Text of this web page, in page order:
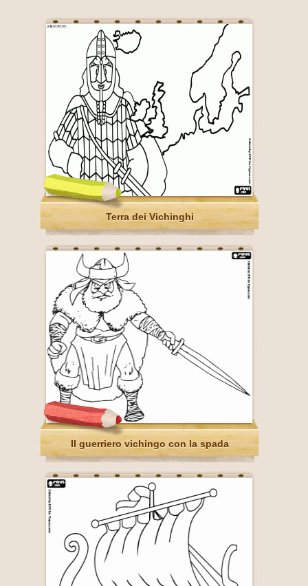
Terra dei Vichinghi
Il guerriero vichingo con la spada